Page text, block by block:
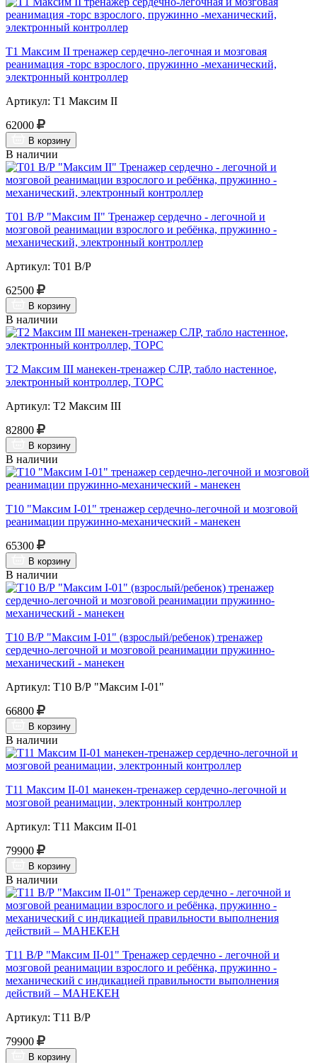
Т1 Максим II тренажер сердечно-легочная и мозговая
реанимация -торс взрослого, пружинно -механический,
электронный контроллер
Артикул: Т1 Максим II
62000
В корзину
В наличии
Т01 В/Р "Максим II" Тренажер сердечно - легочной и
мозговой реанимации взрослого и ребёнка, пружинно -
механический, электронный контроллер
Артикул: Т01 В/Р
62500
В корзину
В наличии
Т2 Максим III манекен-тренажер СЛР, табло настенное,
электронный контроллер, ТОРС
Артикул: Т2 Максим III
82800
В корзину
В наличии
Т10 "Максим I-01" тренажер сердечно-легочной и мозговой
реанимации пружинно-механический - манекен
65300
В корзину
В наличии
Т10 В/Р "Максим I-01" (взрослый/ребенок) тренажер
сердечно-легочной и мозговой реанимации пружинно-
механический - манекен
Артикул: Т10 В/Р "Максим I-01"
66800
В корзину
В наличии
Т11 Максим II-01 манекен-тренажер сердечно-легочной и
мозговой реанимации, электронный контроллер
Артикул: Т11 Максим II-01
79900
В корзину
В наличии
Т11 В/Р "Максим II-01" Тренажер сердечно - легочной и
мозговой реанимации взрослого и ребёнка, пружинно -
механический с индикацией правильности выполнения
действий – МАНЕКЕН
Артикул: Т11 В/Р
79900
В корзину